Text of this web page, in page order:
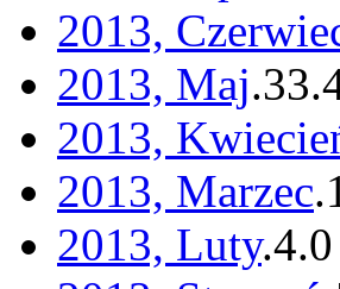
2013,
2013, Maj.33.
2013,
2013, Marzec.
2013, Luty.4.0